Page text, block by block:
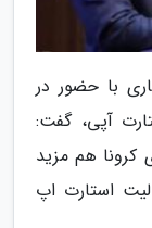
با حضور در
آپی، گفت:
کرونا هم مزید
استارت اپ